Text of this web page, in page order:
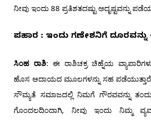
ನೀವು ಇಂದು 88 ಪ್ರತಿಶತದಷ್ಟು ಅದೃಷ್ಟವನ್ನು
ಪರಿಹಾರ : ಇಂದು ಗಣೇಶನಿಗೆ
ಸಿಂಹ ರಾಶಿ: ಈ ರಾಶಿಚಕ್ರ ಚಿಹ್ನೆಯ
ಹೊಸ ಆದಾಯದ ಮೂಲಗಳನ್ನು ಸಹ
ಸೌಮ್ಯತೆ ಸಮಾಜದಲ್ಲಿ ನಿಮಗೆ ಗೌರವವನ್ನು
ಗೊಂದಲದಿಂದಾಗಿ, ನೀವು ಇಂದು ನಿಮ್ಮ